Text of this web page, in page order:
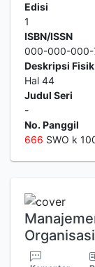
Edisi
1
ISBN/ISSN
000-000-000-
Deskripsi Fisik
Hal 44
Judul Seri
-
No. Panggil
666 SWO k
Organisasi